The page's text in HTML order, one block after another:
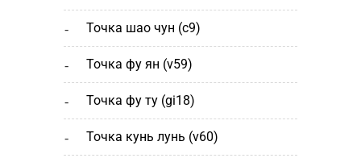
точка шао чун (с9)
точка фу ян (v59)
точка фу ту (gi18)
точка кунь лунь (v60)